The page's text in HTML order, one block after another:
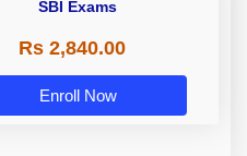
SBI Exams
Rs 2,840.00
Enroll Now